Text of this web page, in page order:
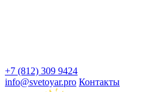
+7 (812) 309 9424
info@svetoyar.pro Контакты